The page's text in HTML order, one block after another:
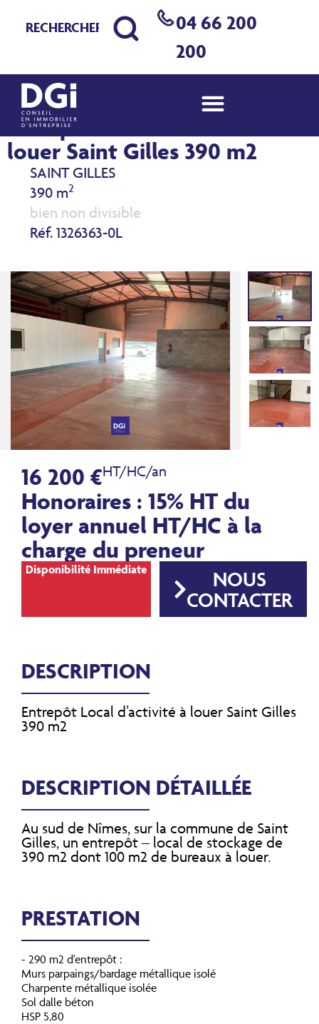
04 66 200
200
Entrepôt Local d'activité à
louer Saint Gilles 390 m2
SAINT GILLES
390 m2
bien non divisible
Réf. 1326363-0L
16 200 €HT/HC/an
Honoraires : 15% HT du
loyer annuel HT/HC à la
charge du preneur
Disponibilité Immédiate
NOUS
CONTACTER
DESCRIPTION
Entrepôt Local d’activité à louer Saint Gilles
390 m2
DESCRIPTION DÉTAILLÉE
Au sud de Nîmes, sur la commune de Saint
Gilles, un entrepôt – local de stockage de
390 m2 dont 100 m2 de bureaux à louer.
PRESTATION
- 290 m2 d'entrepôt :
Murs parpaings/bardage métallique isolé
Charpente métallique isolée
Sol dalle béton
HSP 5,80